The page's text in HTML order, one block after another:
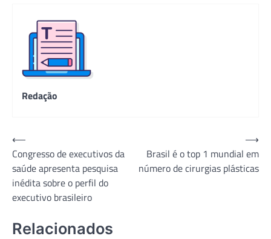
Redação
Navegação
de
Post
⟵
Congresso de executivos da
saúde apresenta pesquisa
inédita sobre o perfil do
executivo brasileiro
Brasil é o top 1 mundial em
número de cirurgias plásticas
⟶
Relacionados